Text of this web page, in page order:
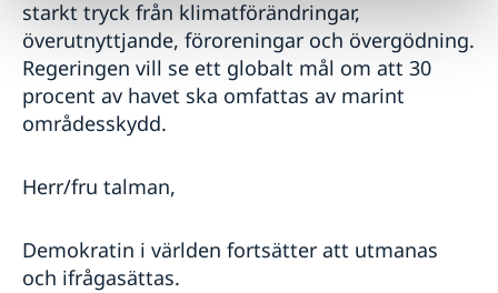
starkt tryck från klimatförändringar,
överutnyttjande, föroreningar och övergödning.
Regeringen vill se ett globalt mål om att 30
procent av havet ska omfattas av marint
områdesskydd.
Herr/fru talman,
Demokratin i världen fortsätter att utmanas
och ifrågasättas.